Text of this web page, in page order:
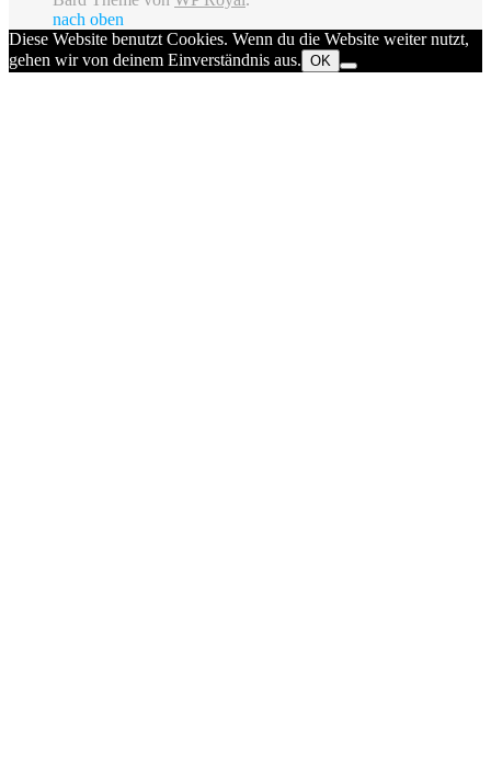
nach oben
Diese Website benutzt Cookies. Wenn du die Website weiter nutzt,
gehen wir von deinem Einverständnis aus. OK